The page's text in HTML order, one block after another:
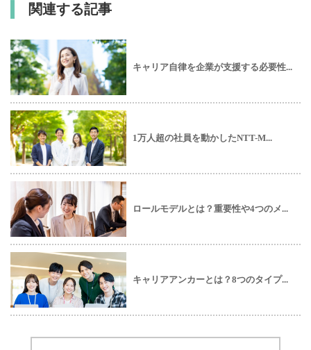
関連する記事
キャリア自律を企業が支援する必要性...
1万人超の社員を動かしたNTT-M...
ロールモデルとは？重要性や4つのメ...
キャリアアンカーとは？8つのタイプ...